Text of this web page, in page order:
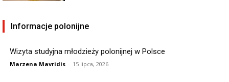
Informacje polonijne
Wizyta studyjna młodzieży polonijnej w Polsce
Marzena Mavridis - 15 lipca, 2026